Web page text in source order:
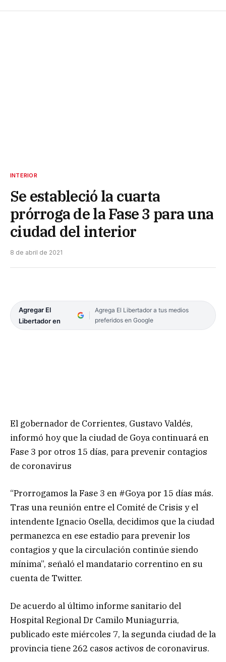
INTERIOR
Se estableció la cuarta
prórroga de la Fase 3 para una
ciudad del interior
8 de abril de 2021
Agregar El
Libertador en
Agrega El Libertador a tus medios
preferidos en Google
El gobernador de Corrientes, Gustavo Valdés,
informó hoy que la ciudad de Goya continuará en
Fase 3 por otros 15 días, para prevenir contagios
de coronavirus
“Prorrogamos la Fase 3 en #Goya por 15 días más.
Tras una reunión entre el Comité de Crisis y el
intendente Ignacio Osella, decidimos que la ciudad
permanezca en ese estadio para prevenir los
contagios y que la circulación continúe siendo
mínima”, señaló el mandatario correntino en su
cuenta de Twitter.
De acuerdo al último informe sanitario del
Hospital Regional Dr Camilo Muniagurria,
publicado este miércoles 7, la segunda ciudad de la
provincia tiene 262 casos activos de coronavirus.